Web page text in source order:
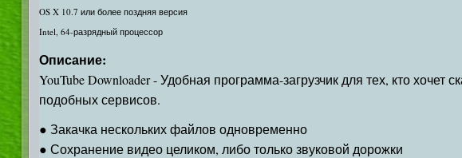
OS X 10.7 или более поздняя версия
Intel, 64-разрядный процессор
Описание:
YouTube Downloader - Удобная программа-загрузчик для тех, кто
подобных сервисов.
● Закачка нескольких файлов одновременно
● Сохранение видео целиком, либо только звуковой дорожки